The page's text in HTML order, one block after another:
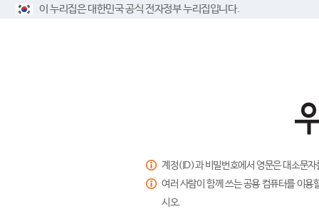
이 누리집은 대한민국 공식 전자정부 누리집입니다.
계정(ID)과 비밀번호에서 영문은 대소문
여러 사람이 함께 쓰는 공용 컴퓨터를 이
시오.